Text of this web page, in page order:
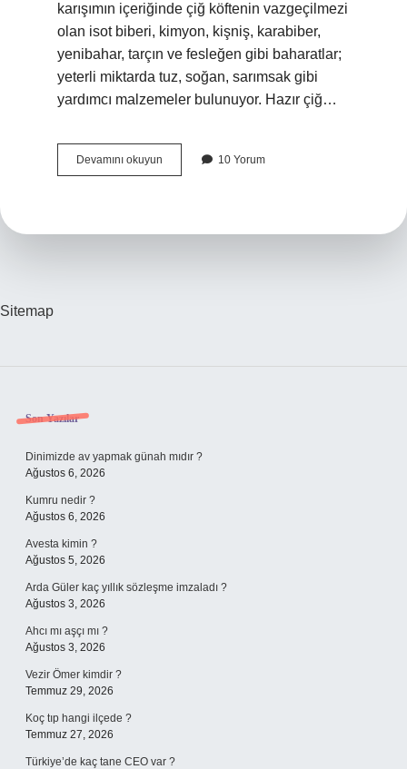
karışımın içeriğinde çiğ köftenin vazgeçilmezi
olan isot biberi, kimyon, kişniş, karabiber,
yenibahar, tarçın ve fesleğen gibi baharatlar;
yeterli miktarda tuz, soğan, sarımsak gibi
yardımcı malzemeler bulunuyor. Hazır çiğ…
Devamını okuyun Çiğköfte
Hangi
10 Yorum
Sitemap
Sidebar
Son Yazılar
Dinimizde av yapmak günah mıdır ?
Ağustos 6, 2026
Kumru nedir ?
Ağustos 6, 2026
Avesta kimin ?
Ağustos 5, 2026
Arda Güler kaç yıllık sözleşme imzaladı ?
Ağustos 3, 2026
Ahcı mı aşçı mı ?
Ağustos 3, 2026
Vezir Ömer kimdir ?
Temmuz 29, 2026
Koç tıp hangi ilçede ?
Temmuz 27, 2026
Türkiye’de kaç tane CEO var ?